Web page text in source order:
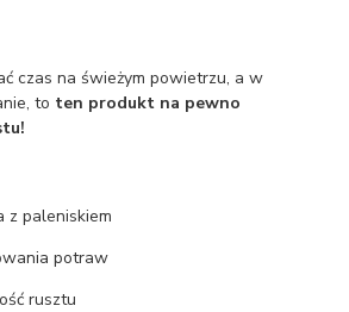
czas na świeżym powietrzu, a w
to ten produkt na pewno
z paleniskiem
potraw
rusztu